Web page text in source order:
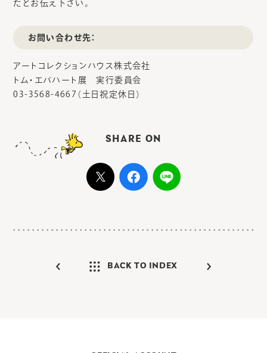
たとお伝え下さい。
お問い合わせ先：
アートコレクションハウス株式会社
トム・エバハート展 実行委員会
03-3568-4667（土日祝定休日）
SHARE ON
BACK TO INDEX